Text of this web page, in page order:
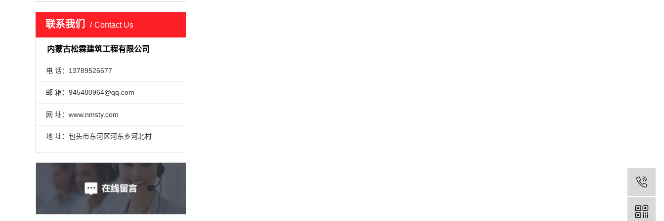
联系我们 Contact Us
内蒙古松霖建筑工程有限公司
电 话：13789526677
邮 箱：945480964@qq.com
网 址：www.nmsty.com
地 址：包头市东河区河东乡河北村